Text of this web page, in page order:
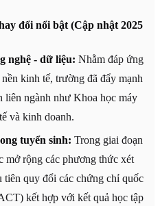
đổi nổi bật (Cập nhật 2025
nghệ - dữ liệu: Nhằm đáp ứng
kinh tế, trường đã đẩy mạnh
liên ngành như Khoa học máy
và kinh doanh.
tuyển sinh: Trong giai đoạn
mở rộng các phương thức xét
tiên quy đổi các chứng chỉ quốc
kết hợp với kết quả học tập